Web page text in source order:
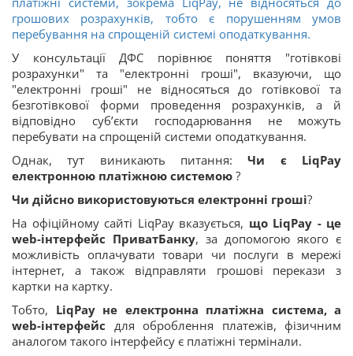
грошових розрахунків, тобто є порушенням умов
перебування на спрощеній системі оподаткування.
У консультації ДФС порівнює поняття "готівкові
розрахунки" та "електронні гроші", вказуючи, що
"електронні гроші" не відносяться до готівкової та
безготівкової форми проведення розрахунків, а й
відповідно суб’єкти господарювання не можуть
перебувати на спрощеній системи оподаткування.
Однак, тут виникають питання:Чи є LiqPay
електронною платіжною системою ?
Чи дійсно використовуються електронні гроші?
На офіційному сайті LiqPay вказується, що LiqPay - це
web-інтерфейс ПриватБанку, за допомогою якого є
можливість оплачувати товари чи послуги в мережі
інтернет, а також відправляти грошові перекази з
картки на картку.
Тобто, LiqPay не електронна платіжна система, а
web-інтерфейс для оброблення платежів, фізичним
аналогом такого інтерфейсу є платіжні термінали.